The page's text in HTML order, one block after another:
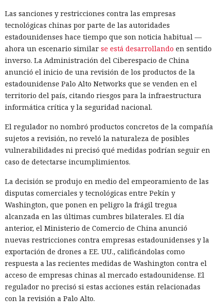
Las sanciones y restricciones contra las empresas
tecnológicas chinas por parte de las autoridades
estadounidenses hace tiempo que son noticia habitual —
ahora un escenario similar se está desarrollando en sentido
inverso. La Administración del Ciberespacio de China
anunció el inicio de una revisión de los productos de la
estadounidense Palo Alto Networks que se venden en el
territorio del país, citando riesgos para la infraestructura
informática crítica y la seguridad nacional.
El regulador no nombró productos concretos de la compañía
sujetos a revisión, no reveló la naturaleza de posibles
vulnerabilidades ni precisó qué medidas podrían seguir en
caso de detectarse incumplimientos.
La decisión se produjo en medio del empeoramiento de las
disputas comerciales y tecnológicas entre Pekín y
Washington, que ponen en peligro la frágil tregua
alcanzada en las últimas cumbres bilaterales. El día
anterior, el Ministerio de Comercio de China anunció
nuevas restricciones contra empresas estadounidenses y la
exportación de drones a EE. UU., calificándolas como
respuesta a las recientes medidas de Washington contra el
acceso de empresas chinas al mercado estadounidense. El
regulador no precisó si estas acciones están relacionadas
con la revisión a Palo Alto.